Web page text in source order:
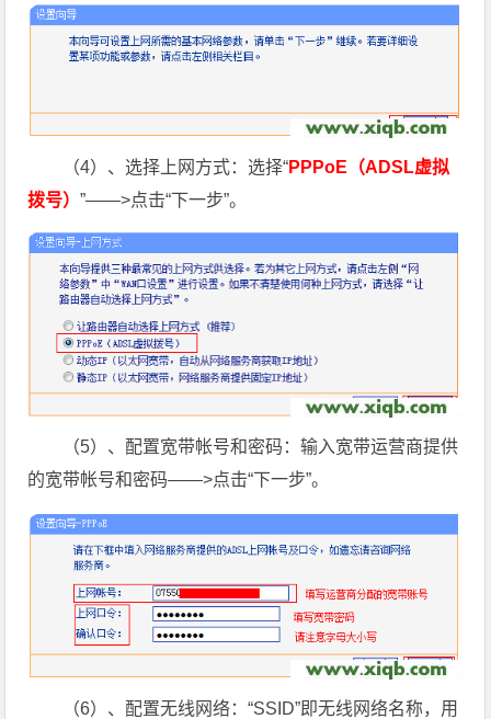
（4）、选择上网方式：选择“PPPoE（ADSL虚拟
拨号）”——>点击“下一步”。
（5）、配置宽带帐号和密码：输入宽带运营商提供
的宽带帐号和密码——>点击“下一步”。
（6）、配置无线网络：“SSID”即无线网络名称，用